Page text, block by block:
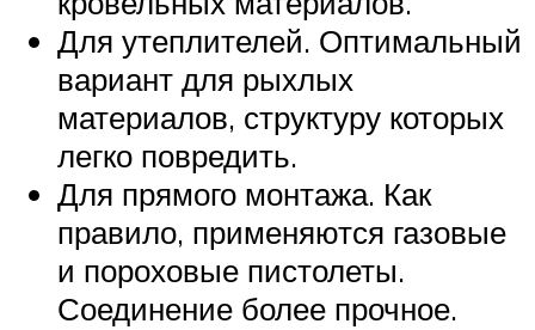
Для утеплителей. Оптимальный
вариант для рыхлых
материалов, структуру которых
легко повредить.
Для прямого монтажа. Как
правило, применяются газовые
и пороховые пистолеты.
Соединение более прочное.